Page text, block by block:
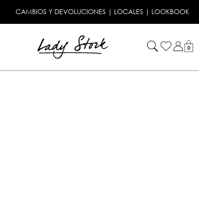
CAMBIOS Y DEVOLUCIONES | LOCALES | LOOKBOOK
0